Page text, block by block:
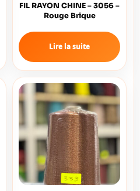
FIL RAYON CHINE – 3056 –
Rouge Brique
Lire la suite